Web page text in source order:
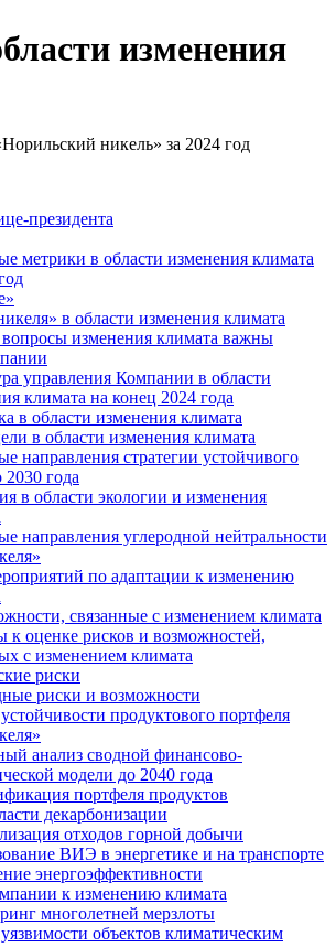
изменения
никель» за 2024 год
президента
метрики в области изменения климата
в области изменения климата
изменения климата важны
управления Компании в области
климата на конец 2024 года
в области изменения климата
в области изменения климата
направления стратегии устойчивого
2030 года
в области экологии и изменения
направления углеродной нейтральности
по адаптации к изменению
связанные с изменением климата
к оценке рисков и возможностей,
с изменением климата
риски
риски и возможности
продуктового портфеля
анализ сводной финансово-
модели до 2040 года
портфеля продуктов
декарбонизации
отходов горной добычи
ВИЭ в энергетике и на транспорте
энергоэффективности
к изменению климата
многолетней мерзлоты
объектов климатическим